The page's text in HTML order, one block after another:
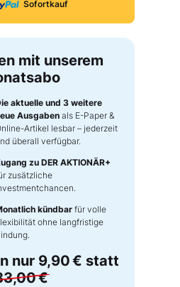
Sofortkauf
mit unserem
aktuelle und 3 weitere
Ausgaben als E-Paper &
Artikel lesbar – jederzeit
überall verfügbar.
zu DER AKTIONÄR+
zusätzliche
kündbar für volle
ohne langfristige
nur 9,90 € statt
€